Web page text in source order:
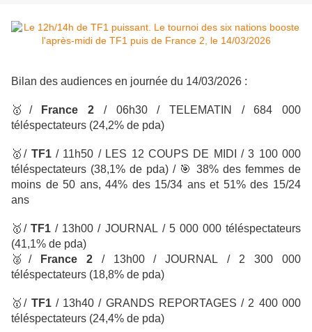
Bilan des audiences en journée du 14/03/2026 :
🥇 / France 2 / 06h30 / TELEMATIN
/ 684 000
téléspectateurs (24,2% de pda)
🥇/ TF1/ 11h50 / LES 12 COUPS DE MIDI
/ 3 100 000
téléspectateurs (38,1% de pda) / 🎯 38% des femmes de
moins de 50 ans, 44% des 15/34 ans et 51% des 15/24
ans
🥇/TF1 / 13h00 / JOURNAL / 5 000 000 téléspectateurs
(41,1% de pda)
🥈 / France 2 / 13h00 / JOURNAL
/ 2 300 000
téléspectateurs (18,8% de pda)
🥇/ TF1/ 13h40 / GRANDS REPORTAGES / 2 400 000
téléspectateurs (24,4% de pda)